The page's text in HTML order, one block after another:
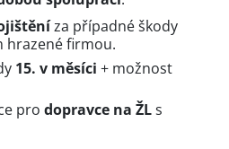
za případné škody
hrazené firmou.
15. v měsíci + možnost
pro dopravce na ŽLs